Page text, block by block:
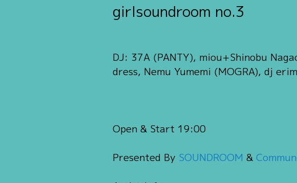
girlsoundroom no.3
DJ: 37A (PANTY), miou+Shinobu
dress, Nemu Yumemi (MOGRA), dj
Open & Start 19:00
Presented By SOUNDROOM &